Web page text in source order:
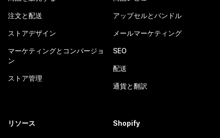
注文と配送
ストアデザイン
マーケティングとコンバージョ
ン
ストア管理
アップセルとバンドル
メールマーケティング
SEO
配送
通貨と翻訳
リソース Shopify